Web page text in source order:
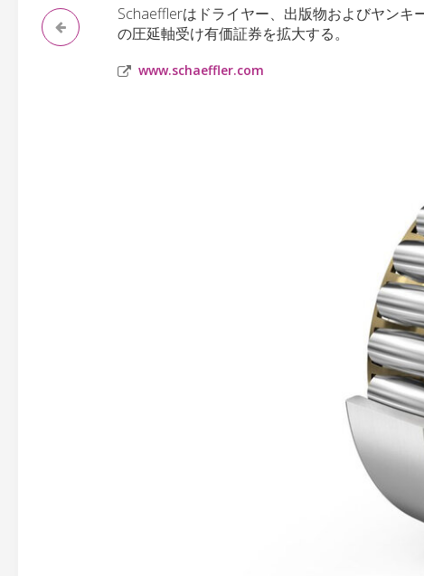
Schaefflerはドライヤー、出版物およびヤンキ
の圧延軸受け有価証券を拡大する。
www.schaeffler.com